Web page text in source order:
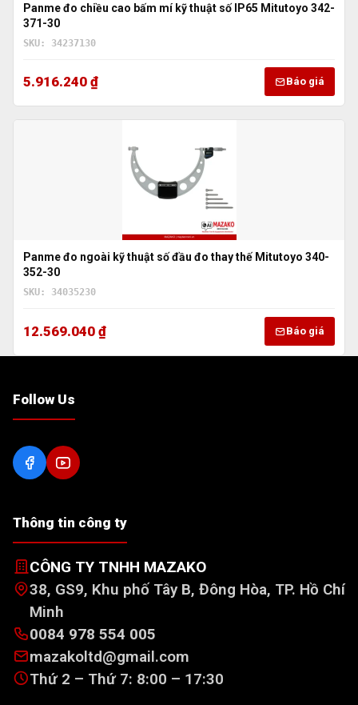
Panme đo chiều cao bấm mí kỹ thuật số IP65 Mitutoyo 342-
371-30
SKU: 34237130
5.916.240 ₫ Báo giá
Panme đo ngoài kỹ thuật số đầu đo thay thế Mitutoyo 340-
352-30
SKU: 34035230
12.569.040 ₫ Báo giá
Follow Us
Thông tin công ty
CÔNG TY TNHH MAZAKO
38, GS9, Khu phố Tây B, Đông Hòa, TP. Hồ Chí
Minh
0084 978 554 005
mazakoltd@gmail.com
Thứ 2 – Thứ 7: 8:00 – 17:30